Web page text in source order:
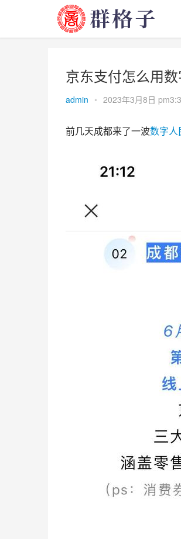
京东支付怎么用
admin • 2023年3月8日
前几天成都来了一波数字人